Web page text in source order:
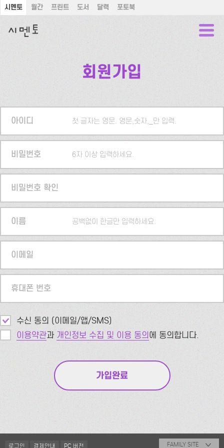
시멘토 월간 프린트 도서 달력 포토북
회원가입
아이디 첫 글자는 영문. 영문,숫자,_만 입력.
비밀번호 6자 이상 입력하세요.
비밀번호 확인
이름 공백없이 한글만 입력하세요.
이메일
휴대폰 번호
수신 동의 (이메일/앱/SMS)
이용약관과 개인정보 수집 및 이용 동의에 동의합니다.
로그인 결제안내 PC 버전 FAMILY SITE